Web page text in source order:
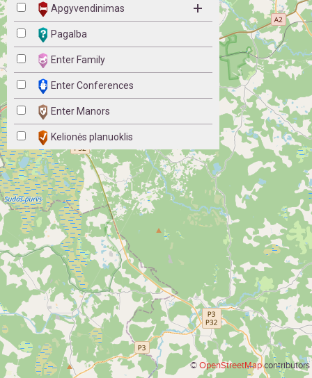
©OpenStreetMapcontributors
Apgyvendinimas
Pagalba
Enter Family
Enter Conferences
Enter Manors
Kelionės planuoklis